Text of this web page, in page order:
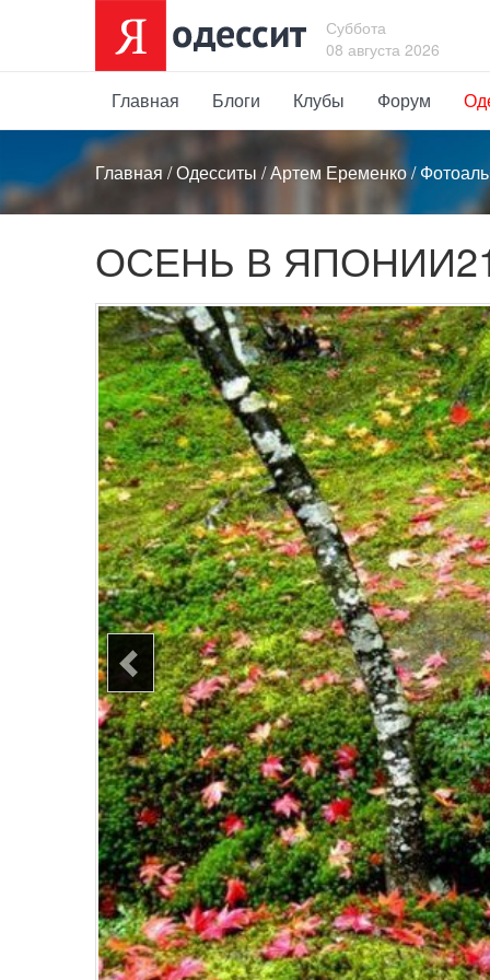
Суббота
08 августа 2026
Главная Блоги Клубы Форум
Главная /Одесситы /Артем Еременко/
ОСЕНЬ В